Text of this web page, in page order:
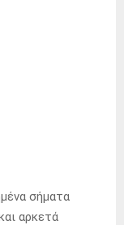
σήματα
αρκετά